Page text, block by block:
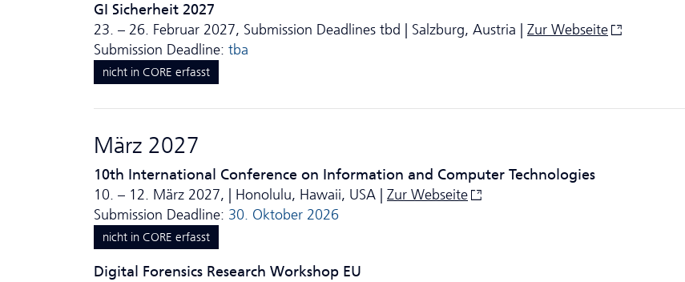
GI Sicherheit 2027
23. – 26. Februar 2027, Submission Deadlines tbd | Salzburg, Austria | Zur Webseite
Submission Deadline: tba
nicht in CORE erfasst
März 2027
10th International Conference on Information and Computer Technologies
10. – 12. März 2027, | Honolulu, Hawaii, USA | Zur Webseite
Submission Deadline: 30. Oktober 2026
nicht in CORE erfasst
Digital Forensics Research Workshop EU